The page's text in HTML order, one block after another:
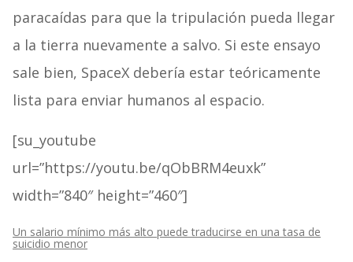
paracaídas para que la tripulación pueda llegar
a la tierra nuevamente a salvo. Si este ensayo
sale bien, SpaceX debería estar teóricamente
lista para enviar humanos al espacio.
[su_youtube
url=”https://youtu.be/qObBRM4euxk”
width=”840″ height=”460″]
Un salario mínimo más alto puede traducirse en una tasa de
suicidio menor